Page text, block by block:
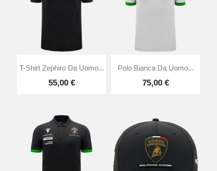
T-Shirt Zephiro Da Uomo...
55,00 €
Polo Bianca Da Uomo...
75,00 €